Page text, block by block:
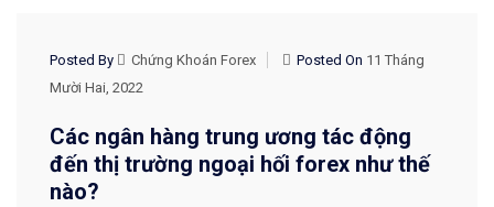
KIẾN THỨC CHỨNG KHOÁN
Posted By Chứng Khoán Forex Posted On 11 Tháng
Mười Hai, 2022
Các ngân hàng trung ương tác động
đến thị trường ngoại hối forex như thế
nào?